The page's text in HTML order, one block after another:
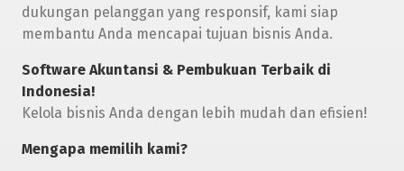
dukungan pelanggan yang responsif, kami siap
membantu Anda mencapai tujuan bisnis Anda.
Software Akuntansi & Pembukuan Terbaik di
Indonesia!
Kelola bisnis Anda dengan lebih mudah dan efisien!
Mengapa memilih kami?